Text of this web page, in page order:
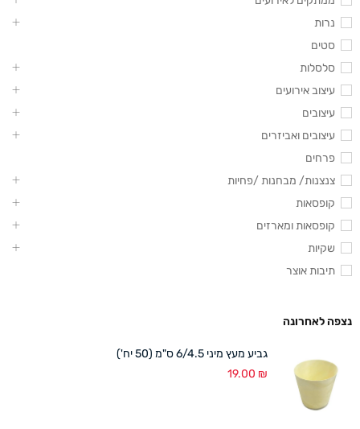
נרות
סטים
סלסלות
עיצוב אירועים
עיצובים
עיצובים ואביזרים
פרחים
צנצנות/ מבחנות /פחיות
קופסאות
קופסאות ומארזים
שקיות
תיבות אוצר
נצפה לאחרונה
גביע מעץ מיני 6/4.5 ס"מ (50 יח')
19.00 ₪